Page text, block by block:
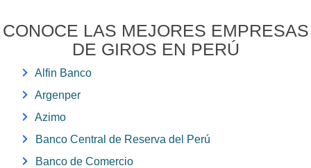
CONOCE LAS MEJORES EMPRESAS
DE GIROS EN PERÚ
Alfin Banco
Argenper
Azimo
Banco Central de Reserva del Perú
Banco de Comercio